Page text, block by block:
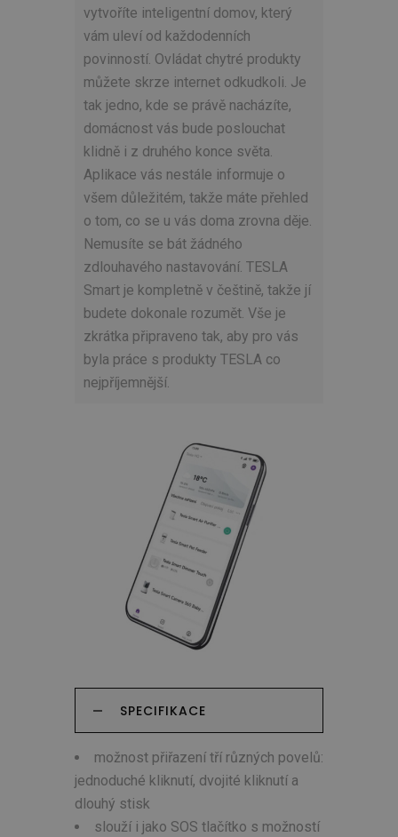
vytvoříte inteligentní domov, který
vám uleví od každodenních
povinností. Ovládat chytré produkty
můžete skrze internet odkudkoli. Je
tak jedno, kde se právě nacházíte,
domácnost vás bude poslouchat
klidně i z druhého konce světa.
Aplikace vás nestále informuje o
všem důležitém, takže máte přehled
o tom, co se u vás doma zrovna děje.
Nemusíte se bát žádného
zdlouhavého nastavování. TESLA
Smart je kompletně v češtině, takže jí
budete dokonale rozumět. Vše je
zkrátka připraveno tak, aby pro vás
byla práce s produkty TESLA co
nejpříjemnější.
SPECIFIKACE
možnost přiřazení tří různých povelů:
jednoduché kliknutí, dvojité kliknutí a
dlouhý stisk
slouží i jako SOS tlačítko s možností